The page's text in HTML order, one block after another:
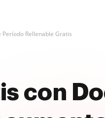
Período Rellenable Gratis
con